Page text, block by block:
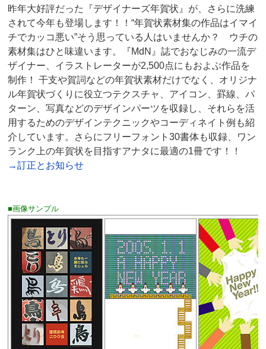
昨年大好評だった『デザイナーズ年賀状』が、さらに洗練
されて今年も登場します！！“年賀状素材集の作品はイマイ
チでカッコ悪い”そう思っている人はいませんか？ ウチの
素材集はひと味違います。『MdN』誌でおなじみの一流デ
ザイナー、イラストレーターが2,500点にもおよぶ作品を
制作！ 干支や賀詞などの年賀状素材だけでなく、オリジナ
ル年賀状づくりに役立つテクスチャ、アイコン、罫線、パ
ターン、写真などのデザインパーツを収録し、それらを活
用するためのデザインテクニックやコーディネイト例も紹
介しています。さらにフリーフォント30書体も収録、ワン
ランク上の年賀状を目指すアナタに最適の1冊です！！
→訂正とお知らせ
■画像サンプル